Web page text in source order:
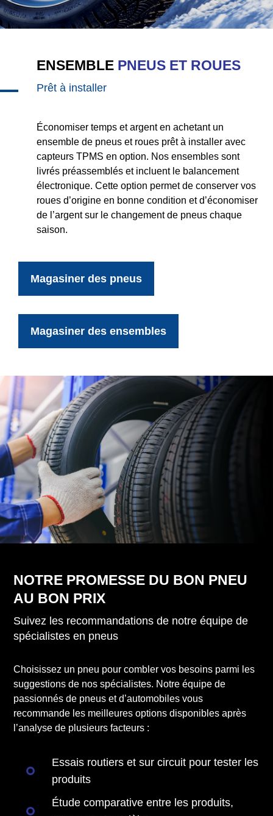
ENSEMBLE PNEUS ET ROUES
Prêt à installer
Économiser temps et argent en achetant un
ensemble de pneus et roues prêt à installer avec
capteurs TPMS en option. Nos ensembles sont
livrés préassemblés et incluent le balancement
électronique. Cette option permet de conserver vos
roues d’origine en bonne condition et d’économiser
de l’argent sur le changement de pneus chaque
saison.
Magasiner des pneus
Magasiner des ensembles
NOTRE PROMESSE DU BON PNEU
AU BON PRIX
Suivez les recommandations de notre équipe de
spécialistes en pneus
Choisissez un pneu pour combler vos besoins parmi les
suggestions de nos spécialistes. Notre équipe de
passionnés de pneus et d’automobiles vous
recommande les meilleures options disponibles après
l’analyse de plusieurs facteurs :
Essais routiers et sur circuit pour tester les
produits
Étude comparative entre les produits,